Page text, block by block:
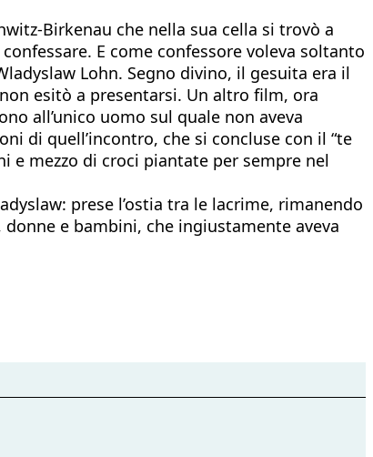
Birkenau che nella sua cella si trovò a
E come confessore voleva soltanto
Lohn. Segno divino, il gesuita era il
esitò a presentarsi. Un altro film, ora
all’unico uomo sul quale non aveva
di quell’incontro, che si concluse con il “te
e mezzo di croci piantate per sempre nel
prese l’ostia tra le lacrime, rimanendo
e bambini, che ingiustamente aveva